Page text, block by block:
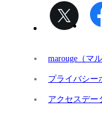
marouge（マ
プライバシー
アクセスデー